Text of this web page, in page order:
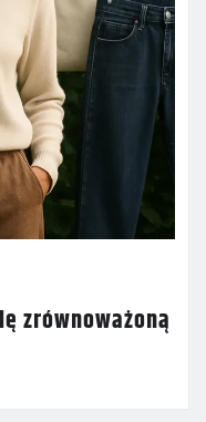
zrównoważoną